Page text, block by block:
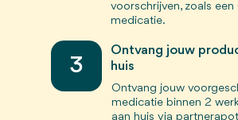
voorschrijven, zoals een
medicatie.
Ontvang jouw
medicatie binnen 2
aan huis via
Ontvang jouw
huis
3